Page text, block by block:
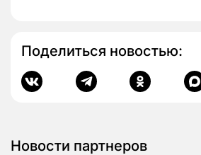
Поделиться новостью:
Новости партнеров